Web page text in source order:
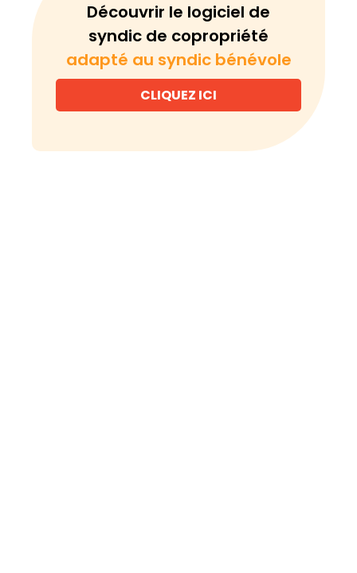
Découvrir le logiciel de
syndic de copropriété
adapté au syndic bénévole
CLIQUEZ ICI